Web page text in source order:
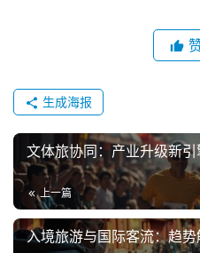
生成海报
文体旅协同：产业升级新引
上一篇
入境旅游与国际客流：趋势